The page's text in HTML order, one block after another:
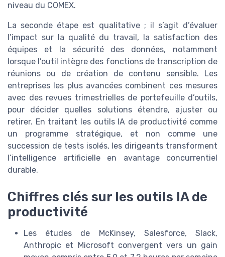
niveau du COMEX.
La seconde étape est qualitative ; il s’agit d’évaluer
l’impact sur la qualité du travail, la satisfaction des
équipes et la sécurité des données, notamment
lorsque l’outil intègre des fonctions de transcription de
réunions ou de création de contenu sensible. Les
entreprises les plus avancées combinent ces mesures
avec des revues trimestrielles de portefeuille d’outils,
pour décider quelles solutions étendre, ajuster ou
retirer. En traitant les outils IA de productivité comme
un programme stratégique, et non comme une
succession de tests isolés, les dirigeants transforment
l’intelligence artificielle en avantage concurrentiel
durable.
Chiffres clés sur les outils IA de
productivité
Les études de McKinsey, Salesforce, Slack,
Anthropic et Microsoft convergent vers un gain